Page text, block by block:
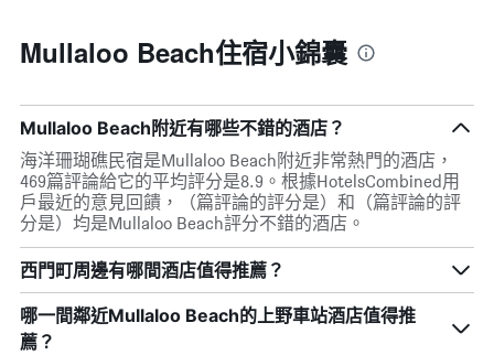
Mullaloo Beach住宿小錦囊
Mullaloo Beach附近有哪些不錯的酒店？
海洋珊瑚礁民宿是Mullaloo Beach附近非常熱門的酒店，
469篇評論給它的平均評分是8.9。根據HotelsCombined用
戶最近的意見回饋，（篇評論的評分是）和（篇評論的評
分是）均是Mullaloo Beach評分不錯的酒店。
西門町周邊有哪間酒店值得推薦？
哪一間鄰近Mullaloo Beach的上野車站酒店值得推
薦？